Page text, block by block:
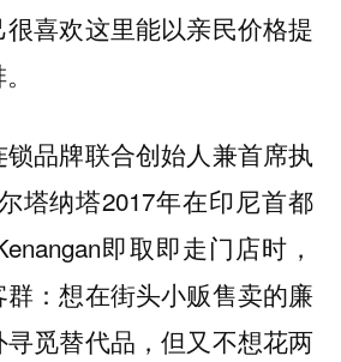
喜欢这里能以亲民价格提
品牌联合创始人兼首席执
塔纳塔2017年在印尼首都
即取即走门店时，
：想在街头小贩售卖的廉
觅替代品，但又不想花两